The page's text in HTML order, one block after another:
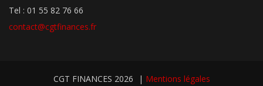
Tel : 01 55 82 76 66
contact@cgtfinances.fr
CGT FINANCES 2026 | Mentions légales